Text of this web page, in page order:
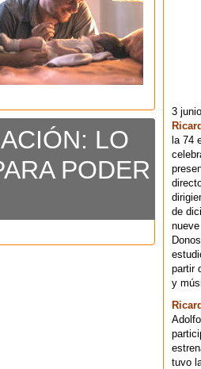
LO
PODER
3
la 74
de
partir
y
tuvo